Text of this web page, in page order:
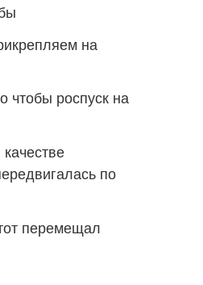
на
чтобы роспуск на
по
перемещал